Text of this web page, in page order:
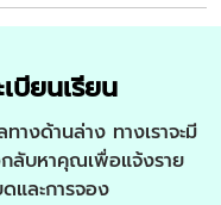
นยำเแบบ Sniper
ยเก็บความผันผวน
บียนเรียน
งด้านล่าง ทางเราจะมี
ลับหาคุณเพื่อแจ้งราย
ดและการจอง